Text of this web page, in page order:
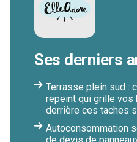
Ses derniers
Terrasse plein sud :
repeint qui grille vos
derrière ces taches
Autoconsommation